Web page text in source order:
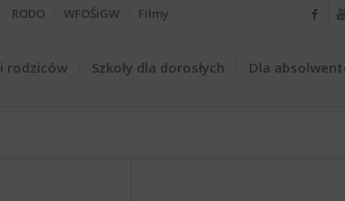
RODO WFOŚiGW Filmy
rodziców Szkoły dla dorosłych Dla